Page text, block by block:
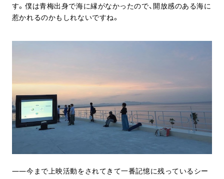
す。僕は青梅出身で海に縁がなかったので、開放感のある海に
惹かれるのかもしれないですね。
今まで上映活動をされてきて一番記憶に残っているシー